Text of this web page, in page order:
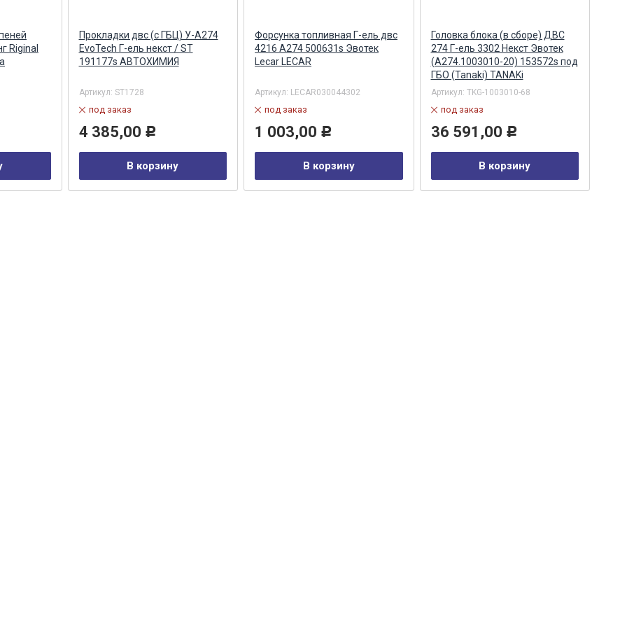
Riginal
Прокладки двс (с ГБЦ) У-А274
EvoTech Г-ель некст / ST
191177s АВТОХИМИЯ
Артикул: ST1728
под заказ
4 385,00 Р
В корзину
Форсунка топливная Г-ель двс
4216 А274 500631s Эвотек
Lecar LECAR
Артикул: LECAR030044302
под заказ
1 003,00 Р
В корзину
Головка блока (в сборе) ДВС
274 Г-ель 3302 Некст Эвотек
(A274.1003010-20) 153572s под
ГБО (Tanaki) TANAKi
Артикул: TKG-1003010-68
под заказ
36 591,00 Р
В корзину